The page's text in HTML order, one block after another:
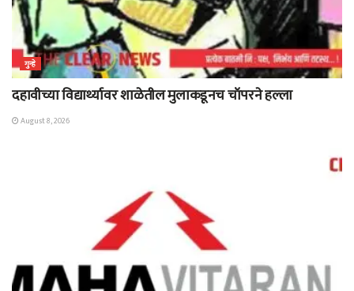
गुन्हे
दहावीच्या विद्यार्थ्यावर शाळेतील मुलाकडूनच चॉपरने हल्ला
August 8, 2026